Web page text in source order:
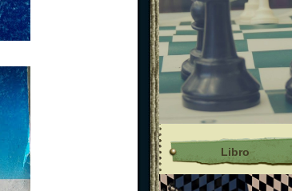
Libro